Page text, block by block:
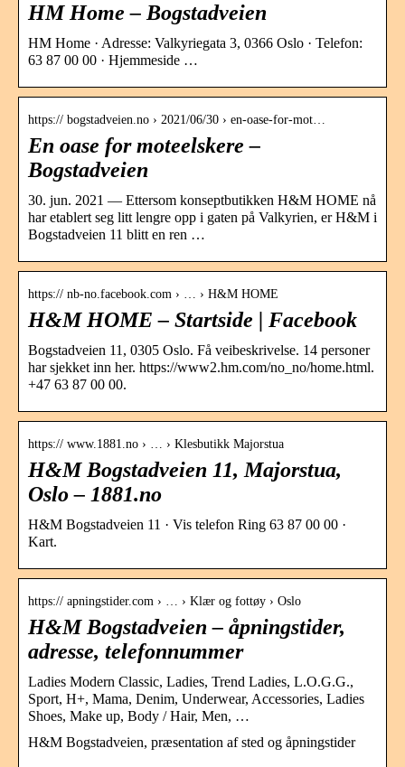
HM Home – Bogstadveien
HM Home · Adresse: Valkyriegata 3, 0366 Oslo · Telefon:
63 87 00 00 · Hjemmeside …
https:// bogstadveien.no › 2021/06/30 › en-oase-for-mot…
En oase for moteelskere –
Bogstadveien
30. jun. 2021 — Ettersom konseptbutikken H&M HOME nå
har etablert seg litt lengre opp i gaten på Valkyrien, er H&M i
Bogstadveien 11 blitt en ren …
https:// nb-no.facebook.com › … › H&M HOME
H&M HOME – Startside | Facebook
Bogstadveien 11, 0305 Oslo. Få veibeskrivelse. 14 personer
har sjekket inn her. https://www2.hm.com/no_no/home.html.
+47 63 87 00 00.
https:// www.1881.no › … › Klesbutikk Majorstua
H&M Bogstadveien 11, Majorstua,
Oslo – 1881.no
H&M Bogstadveien 11 · Vis telefon Ring 63 87 00 00 ·
Kart.
https:// apningstider.com › … › Klær og fottøy › Oslo
H&M Bogstadveien – åpningstider,
adresse, telefonnummer
Ladies Modern Classic, Ladies, Trend Ladies, L.O.G.G.,
Sport, H+, Mama, Denim, Underwear, Accessories, Ladies
Shoes, Make up, Body / Hair, Men, …
H&M Bogstadveien, præsentation af sted og åpningstider